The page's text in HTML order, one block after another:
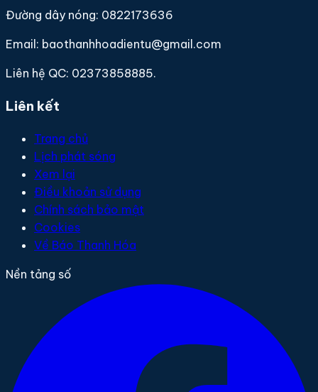
Đường dây nóng: 0822173636
Email: baothanhhoadientu@gmail.com
Liên hệ QC: 02373858885.
Liên kết
Trang chủ
Lịch phát sóng
Xem lại
Điều khoản sử dụng
Chính sách bảo mật
Cookies
Về Báo Thanh Hóa
Nền tảng số